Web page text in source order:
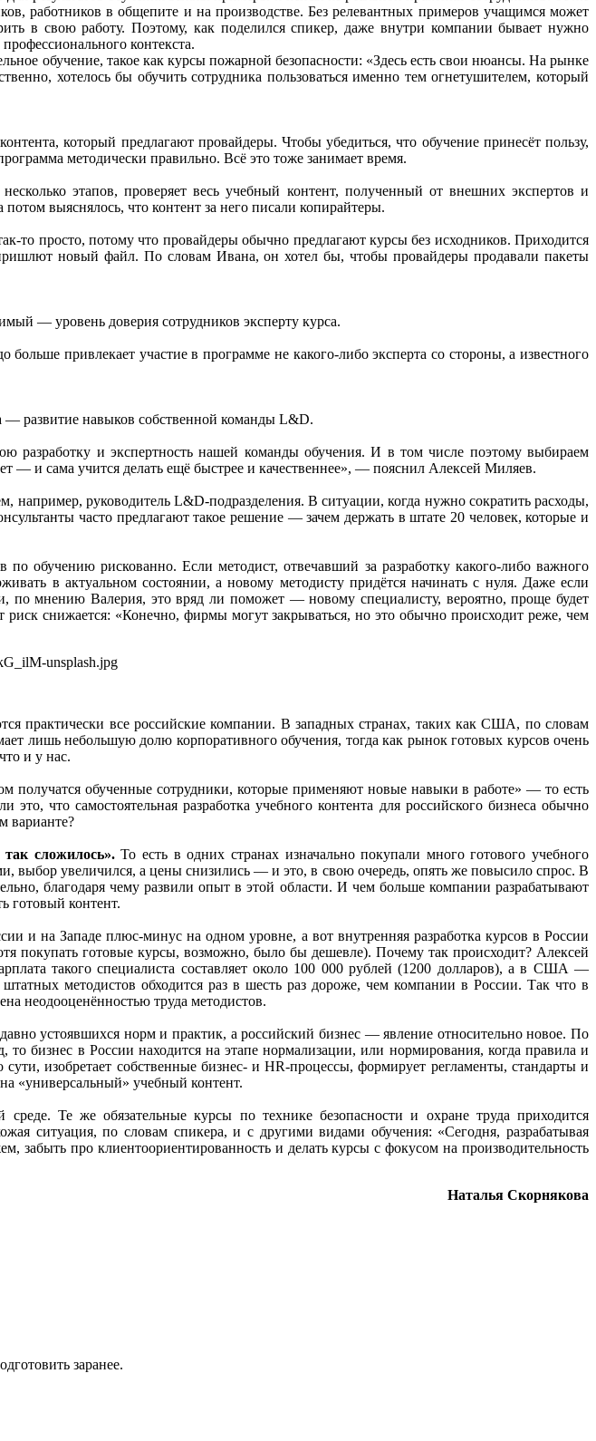
работников в общепите и на производстве. Без релевантных примеров учащимся может
в свою работу. Поэтому, как поделился спикер, даже внутри компании бывает нужно
контекста.
обучение, такое как курсы пожарной безопасности: «Здесь есть свои нюансы. На рынке
хотелось бы обучить сотрудника пользоваться именно тем огнетушителем, который
который предлагают провайдеры. Чтобы убедиться, что обучение принесёт пользу,
методически правильно. Всё это тоже занимает время.
этапов, проверяет весь учебный контент, полученный от внешних экспертов и
выяснялось, что контент за него писали копирайтеры.
просто, потому что провайдеры обычно предлагают курсы без исходников. Приходится
новый файл. По словам Ивана, он хотел бы, чтобы провайдеры продавали пакеты
— уровень доверия сотрудников эксперту курса.
привлекает участие в программе не какого-либо эксперта со стороны, а известного
— развитие навыков собственной команды L&D.
разработку и экспертность нашей команды обучения. И в том числе поэтому выбираем
— и сама учится делать ещё быстрее и качественнее», — пояснил Алексей Миляев.
например, руководитель L&D-подразделения. В ситуации, когда нужно сократить расходы,
часто предлагают такое решение — зачем держать в штате 20 человек, которые и
обучению рискованно. Если методист, отвечавший за разработку какого-либо важного
в актуальном состоянии, а новому методисту придётся начинать с нуля. Даже если
по мнению Валерия, это вряд ли поможет — новому специалисту, вероятно, проще будет
риск снижается: «Конечно, фирмы могут закрываться, но это обычно происходит реже, чем
практически все российские компании. В западных странах, таких как США, по словам
лишь небольшую долю корпоративного обучения, тогда как рынок готовых курсов очень
и у нас.
получатся обученные сотрудники, которые применяют новые навыки в работе» — то есть
что самостоятельная разработка учебного контента для российского бизнеса обычно
варианте?
так сложилось».То есть в одних странах изначально покупали много готового учебного
выбор увеличился, а цены снизились — и это, в свою очередь, опять же повысило спрос. В
благодаря чему развили опыт в этой области. И чем больше компании разрабатывают
готовый контент.
и на Западе плюс-минус на одном уровне, а вот внутренняя разработка курсов в России
покупать готовые курсы, возможно, было бы дешевле). Почему так происходит? Алексей
такого специалиста составляет около 100 000 рублей (1200 долларов), а в США —
методистов обходится раз в шесть раз дороже, чем компании в России. Так что в
неодооценённостью труда методистов.
устоявшихся норм и практик, а российский бизнес — явление относительно новое. По
бизнес в России находится на этапе нормализации, или нормирования, когда правила и
изобретает собственные бизнес- и HR-процессы, формирует регламенты, стандарты и
«универсальный» учебный контент.
Те же обязательные курсы по технике безопасности и охране труда приходится
ситуация, по словам спикера, и с другими видами обучения: «Сегодня, разрабатывая
про клиентоориентированность и делать курсы с фокусом на производительность
Наталья Скорнякова
заранее.